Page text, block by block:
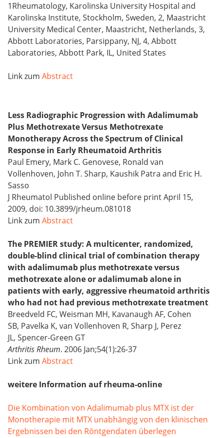
1Rheumatology, Karolinska University Hospital and
Karolinska Institute, Stockholm, Sweden, 2, Maastricht
University Medical Center, Maastricht, Netherlands, 3,
Abbott Laboratories, Parsippany, NJ, 4, Abbott
Laboratories, Abbott Park, IL, United States
Link zum Abstract
Less Radiographic Progression with Adalimumab
Plus Methotrexate Versus Methotrexate
Monotherapy Across the Spectrum of Clinical
Response in Early Rheumatoid Arthritis
Paul Emery, Mark C. Genovese, Ronald van
Vollenhoven, John T. Sharp, Kaushik Patra and Eric H.
Sasso
J Rheumatol Published online before print April 15,
2009, doi: 10.3899/jrheum.081018
Link zum Abstract
The PREMIER study: A multicenter, randomized,
double-blind clinical trial of combination therapy
with adalimumab plus methotrexate versus
methotrexate alone or adalimumab alone in
patients with early, aggressive rheumatoid arthritis
who had not had previous methotrexate treatment
Breedveld FC, Weisman MH, Kavanaugh AF, Cohen
SB, Pavelka K, van Vollenhoven R, Sharp J, Perez
JL, Spencer-Green GT
Arthritis Rheum. 2006 Jan;54(1):26-37
Link zum Abstract
weitere Information auf rheuma-online
Die Kombination von Adalimumab plus MTX ist der
Monotherapie mit MTX unabhängig von den klinischen
Ergebnissen bei den Röntgendaten überlegen